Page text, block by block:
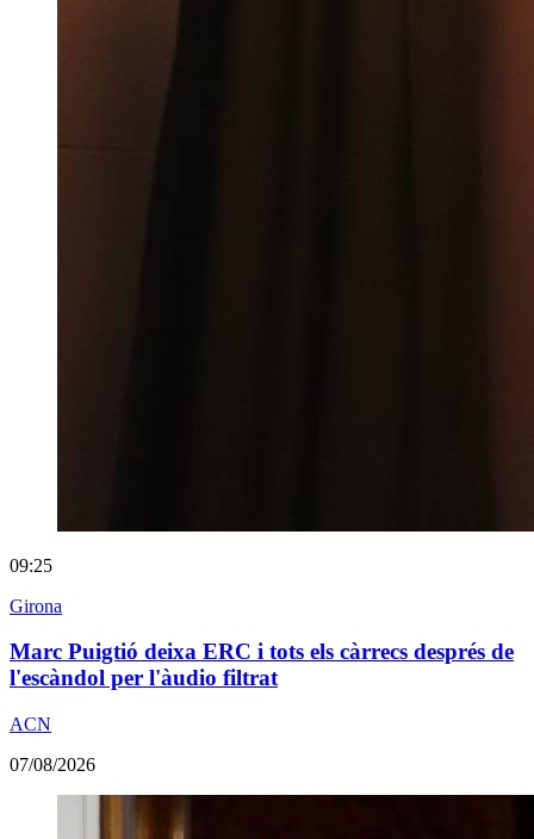
09:25
Girona
Marc Puigtió deixa ERC i tots els càrrecs després de
l'escàndol per l'àudio filtrat
ACN
07/08/2026